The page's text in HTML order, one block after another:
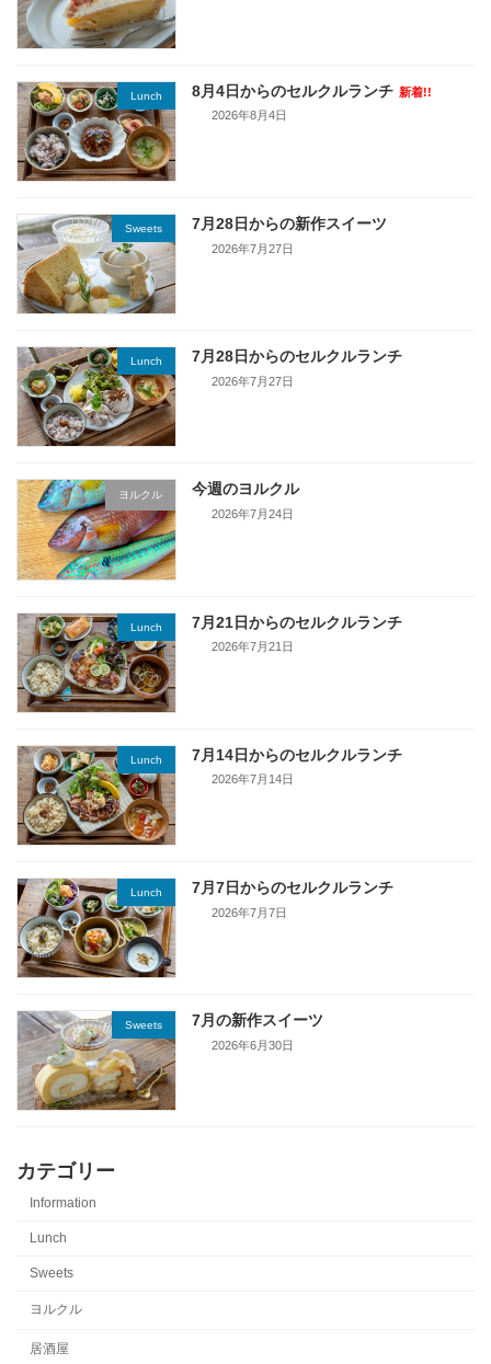
Lunch 8月4日からのセルクルランチ 新着!!
2026年8月4日
Sweets 7月28日からの新作スイーツ
2026年7月27日
Lunch 7月28日からのセルクルランチ
2026年7月27日
ヨルクル 今週のヨルクル
2026年7月24日
Lunch 7月21日からのセルクルランチ
2026年7月21日
Lunch 7月14日からのセルクルランチ
2026年7月14日
Lunch 7月7日からのセルクルランチ
2026年7月7日
Sweets 7月の新作スイーツ
2026年6月30日
カテゴリー
Information
Lunch
Sweets
ヨルクル
居酒屋